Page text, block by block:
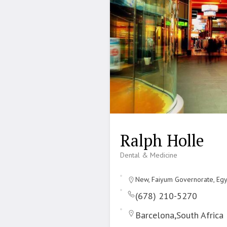
Ralph Holle
Dental & Medicine
New, Faiyum Governorate,
(678) 210-5270
Barcelona,South Africa